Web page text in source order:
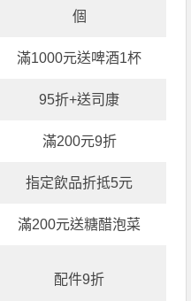
個
滿1000元送啤酒1杯
95折+送司康
滿200元9折
指定飲品折抵5元
滿200元送糖醋泡菜
配件9折